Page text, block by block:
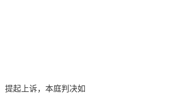
提起上诉，本庭判决如